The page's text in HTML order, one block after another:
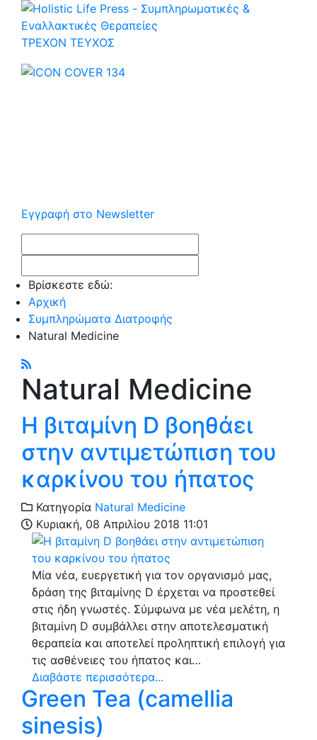
ΤΡΕΧOΝ ΤΕΥΧΟΣ
Εγγραφή στο Newsletter
Βρίσκεστε εδώ:
Αρχική
Συμπληρώματα Διατροφής
Natural Medicine
Natural Medicine
Η βιταμίνη D βοηθάει
στην αντιμετώπιση του
καρκίνου του ήπατος
Κατηγορία Natural Medicine
Κυριακή, 08 Απριλίου 2018 11:01
Μία νέα, ευεργετική για τον οργανισμό μας,
δράση της βιταμίνης D έρχεται να προστεθεί
στις ήδη γνωστές. Σύμφωνα με νέα μελέτη, η
βιταμίνη D συμβάλλει στην αποτελεσματική
θεραπεία και αποτελεί προληπτική επιλογή για
τις ασθένειες του ήπατος και…
Διαβάστε περισσότερα...
Green Tea (camellia
sinesis)